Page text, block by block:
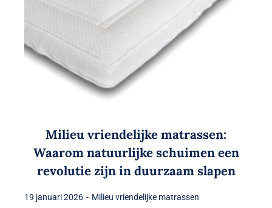
Milieu vriendelijke matrassen:
Waarom natuurlijke schuimen een
revolutie zijn in duurzaam slapen
19 januari 2026 - Milieu vriendelijke matrassen